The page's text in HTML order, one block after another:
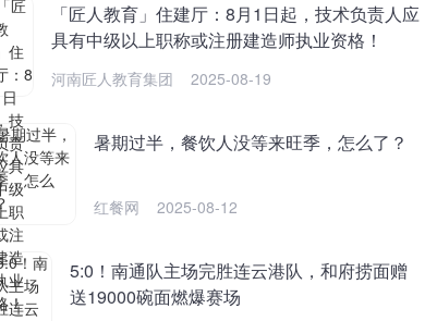
「匠人教育」住建厅：8月1日起，技术负责人应
具有中级以上职称或注册建造师执业资格！
河南匠人教育集团 2025-08-19
暑期过半，餐饮人没等来旺季，怎么了？
红餐网 2025-08-12
5:0！南通队主场完胜连云港队，和府捞面赠
送19000碗面燃爆赛场